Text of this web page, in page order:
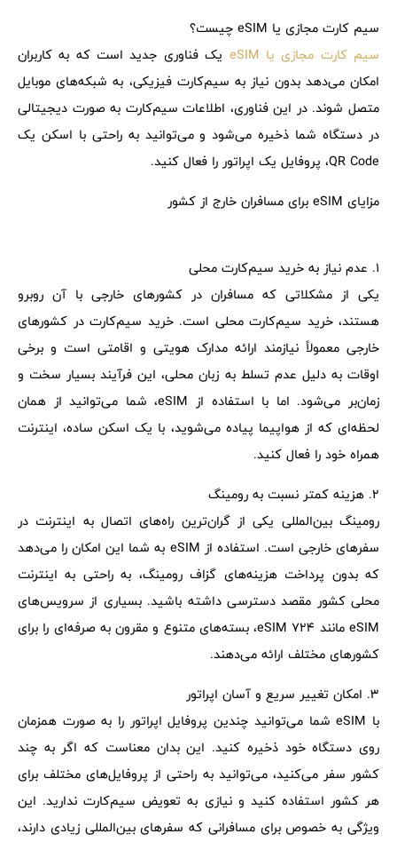
سیم کارت مجازی یا eSIM چیست؟
سیم کارت مجازی یا eSIM
یک فناوری جدید است که به کاربران
امکان می‌دهد بدون نیاز به سیم‌کارت فیزیکی، به شبکه‌های موبایل
متصل شوند. در این فناوری، اطلاعات سیم‌کارت به صورت دیجیتالی
در دستگاه شما ذخیره می‌شود و می‌توانید به راحتی با اسکن یک
QR Code، پروفایل یک اپراتور را فعال کنید.
مزایای eSIM برای مسافران خارج از کشور
1. عدم نیاز به خرید سیم‌کارت محلی
یکی از مشکلاتی که مسافران در کشورهای خارجی با آن روبرو
هستند، خرید سیم‌کارت محلی است. خرید سیم‌کارت در کشورهای
خارجی معمولاً نیازمند ارائه مدارک هویتی و اقامتی است و برخی
اوقات به دلیل عدم تسلط به زبان محلی، این فرآیند بسیار سخت و
زمان‌بر می‌شود. اما با استفاده از eSIM، شما می‌توانید از همان
لحظه‌ای که از هواپیما پیاده می‌شوید، با یک اسکن ساده، اینترنت
همراه خود را فعال کنید.
2. هزینه کمتر نسبت به رومینگ
رومینگ بین‌المللی یکی از گران‌ترین راه‌های اتصال به اینترنت در
سفرهای خارجی است. استفاده از eSIM به شما این امکان را می‌دهد
که بدون پرداخت هزینه‌های گزاف رومینگ، به راحتی به اینترنت
محلی کشور مقصد دسترسی داشته باشید. بسیاری از سرویس‌های
eSIM مانند eSIM 724، بسته‌های متنوع و مقرون به صرفه‌ای را برای
کشورهای مختلف ارائه می‌دهند.
3. امکان تغییر سریع و آسان اپراتور
با eSIM شما می‌توانید چندین پروفایل اپراتور را به صورت همزمان
روی دستگاه خود ذخیره کنید. این بدان معناست که اگر به چند
کشور سفر می‌کنید، می‌توانید به راحتی از پروفایل‌های مختلف برای
هر کشور استفاده کنید و نیازی به تعویض سیم‌کارت ندارید. این
ویژگی به خصوص برای مسافرانی که سفرهای بین‌المللی زیادی دارند،